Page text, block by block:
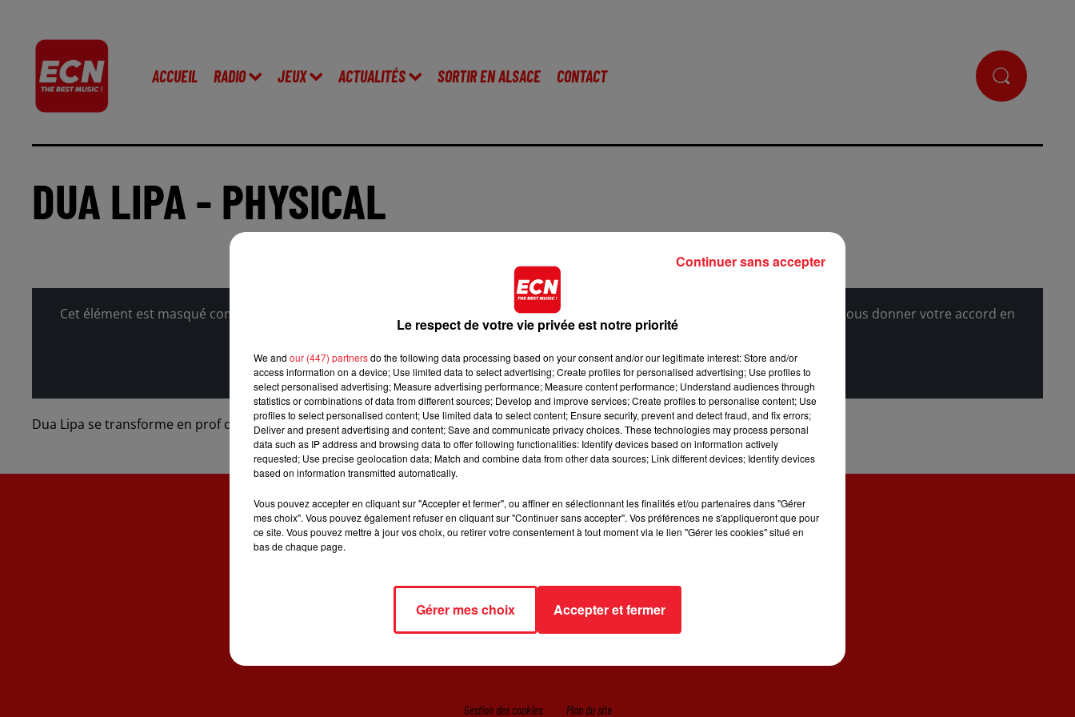
ACCUEIL RADIO JEUX ACTUALITÉS SORTIR EN ALSACE CONTACT
DUA LIPA - PHYSICAL
Cet élément est masqué compte-tenu du refus du dépôt de cookies que vous avez exprimé. Si vous souhaitez l'afficher, merci de nous donner votre accord en
cliquant sur le bouton ci-dessous.
Afficher l'élément
Dua Lipa se transforme en prof de sport pour une séance de gym sur son nouveau titre "Physical" !
Gestion des cookies Plan du site
Le respect de votre vie privée est notre priorité
We and our (447) partnersdo the following data processing based on your consent and/or our legitimate interest: Store and/or
access information on a device; Use limited data to select advertising; Create profiles for personalised advertising; Use profiles to
select personalised advertising; Measure advertising performance; Measure content performance; Understand audiences through
statistics or combinations of data from different sources; Develop and improve services; Create profiles to personalise content; Use
profiles to select personalised content; Use limited data to select content; Ensure security, prevent and detect fraud, and fix errors;
Deliver and present advertising and content; Save and communicate privacy choices. These technologies may process personal
data such as IP address and browsing data to offer following functionalities: Identify devices based on information actively
requested; Use precise geolocation data; Match and combine data from other data sources; Link different devices; Identify devices
based on information transmitted automatically.
Vous pouvez accepter en cliquant sur "Accepter et fermer", ou affiner en sélectionnant les finalités et/ou partenaires dans "Gérer
mes choix". Vous pouvez également refuser en cliquant sur "Continuer sans accepter". Vos préférences ne s'appliqueront que pour
ce site. Vous pouvez mettre à jour vos choix, ou retirer votre consentement à tout moment via le lien "Gérer les cookies" situé en
bas de chaque page.
Gérer mes choix Accepter et fermer
Continuer sans accepter